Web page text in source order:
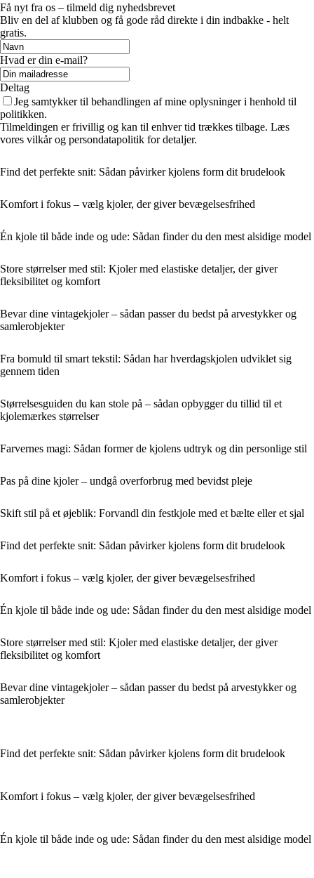
Få nyt fra os – tilmeld dig nyhedsbrevet
Bliv en del af klubben og få gode råd direkte i din indbakke - helt
gratis.
Hvad er din e-mail?
Deltag
Jeg samtykker til behandlingen af mine oplysninger i henhold til
politikken.
Tilmeldingen er frivillig og kan til enhver tid trækkes tilbage. Læs
vores vilkår og persondatapolitik for detaljer.
Find det perfekte snit: Sådan påvirker kjolens form dit brudelook
Komfort i fokus – vælg kjoler, der giver bevægelsesfrihed
Én kjole til både inde og ude: Sådan finder du den mest alsidige model
Store størrelser med stil: Kjoler med elastiske detaljer, der giver
fleksibilitet og komfort
Bevar dine vintagekjoler – sådan passer du bedst på arvestykker og
samlerobjekter
Fra bomuld til smart tekstil: Sådan har hverdagskjolen udviklet sig
gennem tiden
Størrelsesguiden du kan stole på – sådan opbygger du tillid til et
kjolemærkes størrelser
Farvernes magi: Sådan former de kjolens udtryk og din personlige stil
Pas på dine kjoler – undgå overforbrug med bevidst pleje
Skift stil på et øjeblik: Forvandl din festkjole med et bælte eller et sjal
Find det perfekte snit: Sådan påvirker kjolens form dit brudelook
Komfort i fokus – vælg kjoler, der giver bevægelsesfrihed
Én kjole til både inde og ude: Sådan finder du den mest alsidige model
Store størrelser med stil: Kjoler med elastiske detaljer, der giver
fleksibilitet og komfort
Bevar dine vintagekjoler – sådan passer du bedst på arvestykker og
samlerobjekter
Find det perfekte snit: Sådan påvirker kjolens form dit brudelook
Komfort i fokus – vælg kjoler, der giver bevægelsesfrihed
Én kjole til både inde og ude: Sådan finder du den mest alsidige model